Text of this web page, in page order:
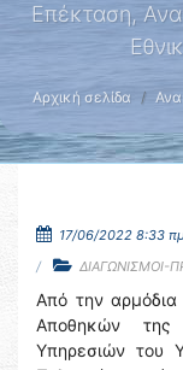
Επέκταση,
Αρχική σελίδα
17/06/2022 8:33
ΔΙΑΓΩΝΙΣΜΟΙ-
Από την αρμόδια
Αποθηκών της
Υπηρεσιών του